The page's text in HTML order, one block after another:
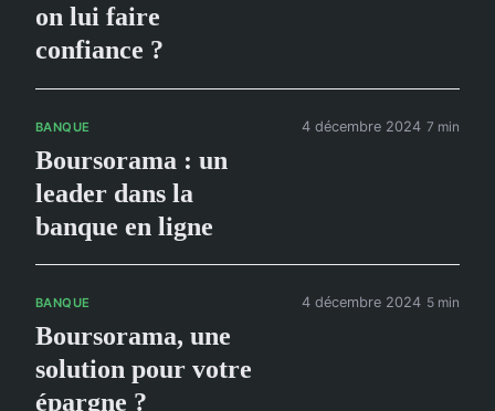
on lui faire
confiance ?
BANQUE
Boursorama : un
leader dans la
banque en ligne
4 décembre 2024 7 min
BANQUE
Boursorama, une
solution pour votre
épargne ?
4 décembre 2024 5 min